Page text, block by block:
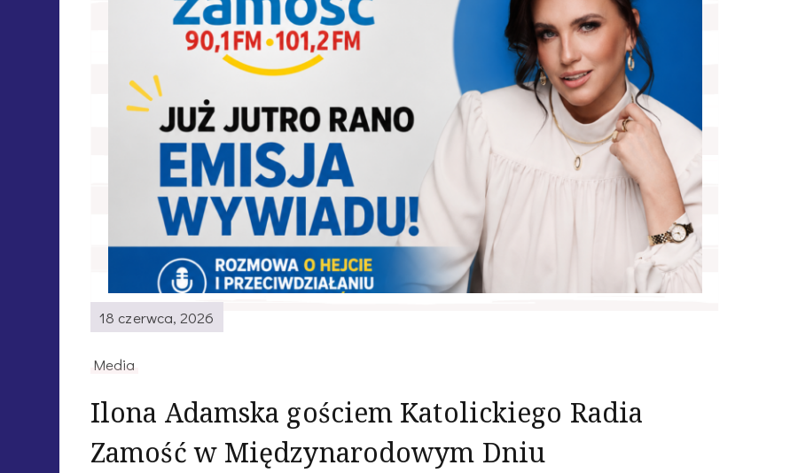
18 czerwca, 2026
Media
Ilona Adamska gościem Katolickiego Radia
Zamość w Międzynarodowym Dniu